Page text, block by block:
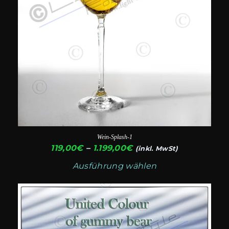
Wein-Splash-1
119,00€ – 1.199,00€Preisspanne:
bis
1.199,00€
(inkl. MwSt)
Ausführung wählen
gewählt
werden
Dieses
Produkt
weist